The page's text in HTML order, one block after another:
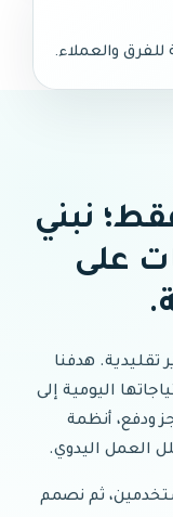
والعملاء.
نبني
على
هدفنا
اليومية إلى
ودفع، أنظمة
العمل اليدوي.
ثم نصمم